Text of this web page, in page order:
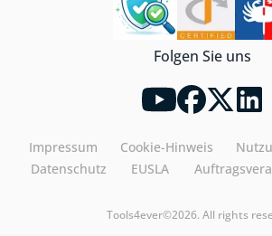
Folgen Sie uns
Impressum Cookie-Hinweis
Datenschutz
EUSLA
Tools4ever©2026. All rights